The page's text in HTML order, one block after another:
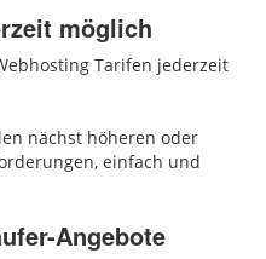
möglich
Tarifen jederzeit
nächst höheren oder
einfach und
Angebote